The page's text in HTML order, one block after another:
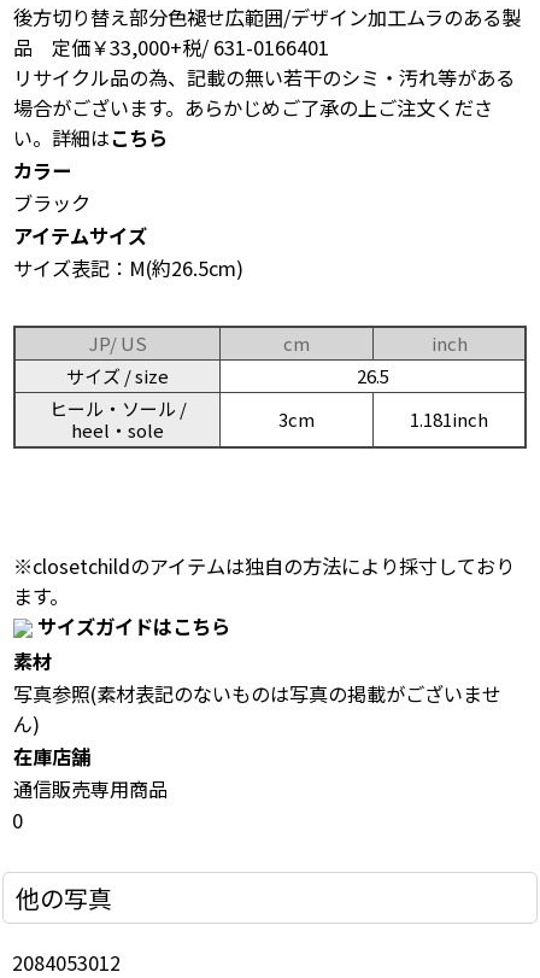
後方切り替え部分色褪せ広範囲/デザイン加工ムラのある製
品 定価￥33,000+税/ 631-0166401
リサイクル品の為、記載の無い若干のシミ・汚れ等がある
場合がございます。あらかじめご了承の上ご注文くださ
い。詳細はこちら
カラー
ブラック
アイテムサイズ
サイズ表記：M(約26.5cm)
JP/ US cm
inch
サイズ / size
26.5
ヒール・ソール /
heel・sole
3cm 1.181inch
※closetchildのアイテムは独自の方法により採寸しており
ます。
サイズガイドはこちら
素材
写真参照(素材表記のないものは写真の掲載がございませ
ん)
在庫店舗
通信販売専用商品
0
他の写真
2084053012